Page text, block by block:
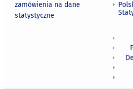
zamówienia na dane
statystyczne